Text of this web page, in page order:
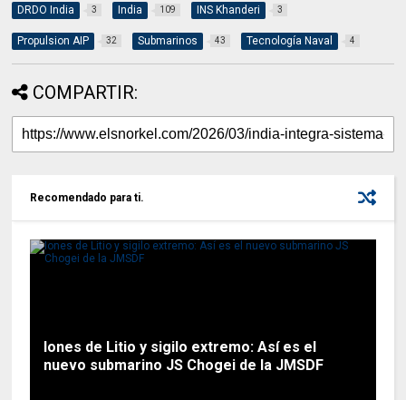
DRDO India 3 India 109 INS Khanderi 3
Propulsion AIP 32 Submarinos 43 Tecnología Naval 4
COMPARTIR:
Recomendado para ti.
Iones de Litio y sigilo extremo: Así es el
nuevo submarino JS Chogei de la JMSDF